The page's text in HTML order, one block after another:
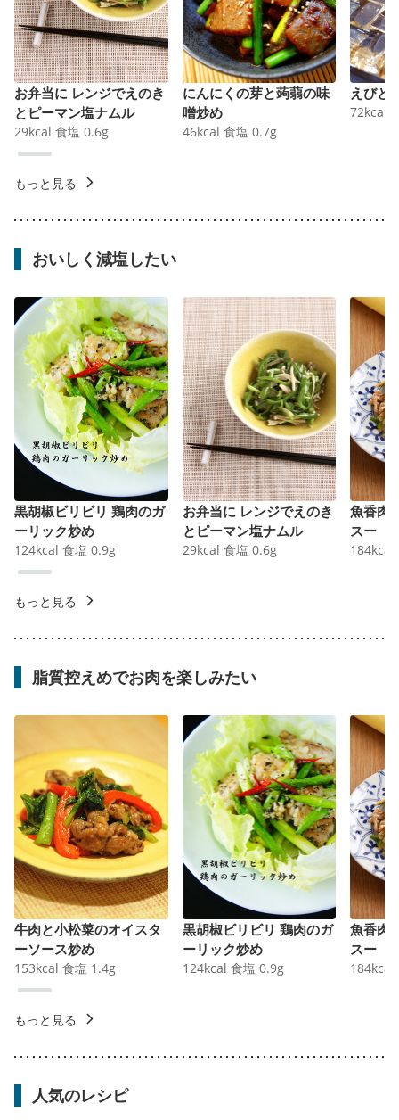
お弁当に レンジでえのき
とピーマン塩ナムル
29kcal 食塩 0.6g
にんにくの芽と蒟蒻の味
噌炒め
46kcal 食塩 0.7g
えびと
72kcal
もっと見る
おいしく減塩したい
黒胡椒ビリビリ 鶏肉のガ
ーリック炒め
124kcal 食塩 0.9g
お弁当に レンジでえのき
とピーマン塩ナムル
29kcal 食塩 0.6g
魚香肉
スー
184kcal
もっと見る
脂質控えめでお肉を楽しみたい
牛肉と小松菜のオイスタ
ーソース炒め
153kcal 食塩 1.4g
黒胡椒ビリビリ 鶏肉のガ
ーリック炒め
124kcal 食塩 0.9g
魚香肉
スー
184kcal
もっと見る
人気のレシピ